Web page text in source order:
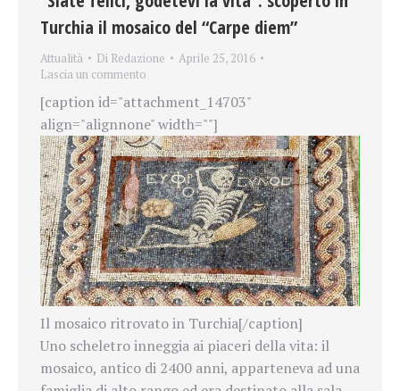
Turchia il mosaico del “Carpe diem”
Attualità Di Redazione
Aprile 25, 2016
Lascia un commento
[caption id="attachment_14703"
align="alignnone" width=""]
Il mosaico ritrovato in Turchia[/caption]
Uno scheletro inneggia ai piaceri della vita: il
mosaico, antico di 2400 anni, apparteneva ad una